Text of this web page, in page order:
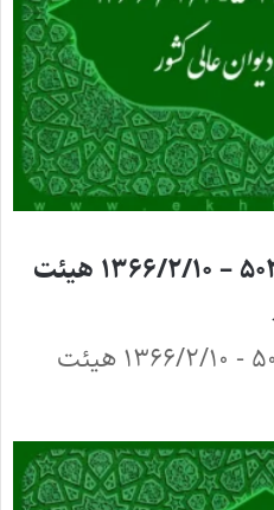
رای وحدت رویه شماره ۵۰۳ – ۱۳۶۶/۲/۱۰ هیئت
رای وحدت رویه شماره ۵۰۳ - ۱۳۶۶/۲/۱۰ هیئت